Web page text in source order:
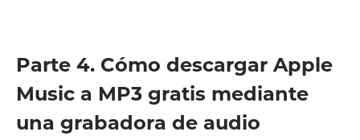
Parte 4. Cómo descargar Apple
Music a MP3 gratis mediante
una grabadora de audio